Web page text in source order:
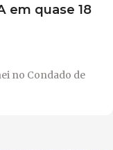
em quase 18
no Condado de